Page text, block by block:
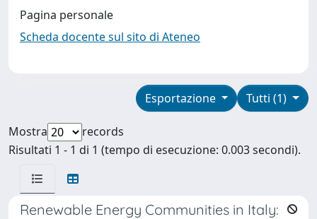
Pagina personale
Scheda docente sul sito di Ateneo
Tutti (1)
Esportazione
Mostra
records
Risultati 1 - 1 di 1 (tempo di esecuzione: 0.003 secondi).
Renewable Energy Communities in Italy: